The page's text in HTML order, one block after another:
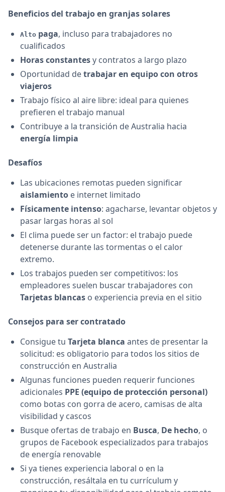
Beneficios del trabajo en granjas solares
Alto paga, incluso para trabajadores no
cualificados
Horas constantesy contratos a largo plazo
Oportunidad detrabajar en equipo con otros
viajeros
Trabajo físico al aire libre: ideal para quienes
prefieren el trabajo manual
Contribuye a la transición de Australia hacia
energía limpia
Desafíos
Las ubicaciones remotas pueden significar
aislamiento e internet limitado
Físicamente intenso: agacharse, levantar objetos y
pasar largas horas al sol
El clima puede ser un factor: el trabajo puede
detenerse durante las tormentas o el calor
extremo.
Los trabajos pueden ser competitivos: los
empleadores suelen buscar trabajadores con
Tarjetas blancas o experiencia previa en el sitio
Consejos para ser contratado
Consigue tu Tarjeta blanca antes de presentar la
solicitud: es obligatorio para todos los sitios de
construcción en Australia
Algunas funciones pueden requerir funciones
adicionales PPE (equipo de protección personal)
como botas con gorra de acero, camisas de alta
visibilidad y cascos
Busque ofertas de trabajo en Busca, De hecho, o
grupos de Facebook especializados para trabajos
de energía renovable
Si ya tienes experiencia laboral o en la
construcción, resáltala en tu currículum y